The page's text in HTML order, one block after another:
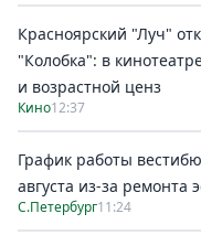
Красноярский "Луч"
"Колобка": в
и возрастной ценз
Кино12:37
График работы
августа из-за ремонта
С.Петербург11:24